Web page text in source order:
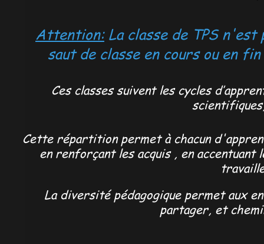
Attention:La classe de TPS n'est
saut de classe en cours ou en
Ces classes suivent les cycles
Cette répartition permet à chacun
en renforçant les acquis , en
La diversité pédagogique permet aux
partager, et